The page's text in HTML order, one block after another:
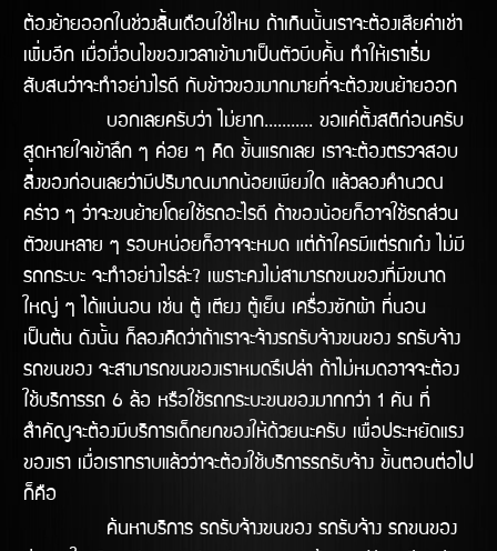
ต้องย้ายออกในช่่วงสิ้นเดือนใช่ไหม ถ้าเกินนั้นเราจะต้องเสียค่าเช่า
เพิ่มอีก เมื่อเงื่อนไขของเวลาเข้ามาเป็นตัวบีบคั้น ทำให้เราเริ่ม
สับสนว่าจะทำอย่างไรดี กับข้าวของมากมายที่จะต้องขนย้ายออก
บอกเลยครับว่า ไม่ยาก........... ขอแค่ตั้งสติก่อนครับ
สูดหายใจเข้าลึก ๆ ค่อย ๆ คิด ขั้นแรกเลย เราจะต้องตรวจสอบ
สิ่งของก่อนเลยว่ามีปริมาณมากน้อยเพียงใด แล้วลองคำนวณ
คร่าว ๆ ว่าจะขนย้ายโดยใช้รถอะไรดี ถ้าของน้อยก็อาจใช้รถส่วน
ตัวขนหลาย ๆ รอบหน่อยก็อาจจะหมด แต่ถ้าใครมีแต่รถเก๋ง ไม่มี
รถกระบะ จะทำอย่างไรล่ะ? เพราะคงไม่สามารถขนของที่มีขนาด
ใหญ่ ๆ ได้แน่นอน เช่น ตู้ เตียง ตู้เย็น เครื่องซักผ้า ที่นอน
เป็นต้น ดังนั้น ก็ลองคิดว่าถ้าเราจะจ้างรถรับจ้างขนของ รถรับจ้าง
รถขนของ จะสามารถขนของเราหมดรึเปล่า ถ้าไม่หมดอาจจะต้อง
ใช้บริการรถ 6 ล้อ หรือใช้รถกระบะขนของมากกว่า 1 คัน ที่
สำคัญจะต้องมีบริการเด็กยกของให้ด้วยนะครับ เพื่อประหยัดแรง
ของเรา เมื่อเราทราบแล้วว่าจะต้องใช้บริการรถรับจ้าง ขั้นตอนต่อไป
ก็คือ
ค้นหาบริการ รถรับจ้างขนของ รถรับจ้าง รถขนของ